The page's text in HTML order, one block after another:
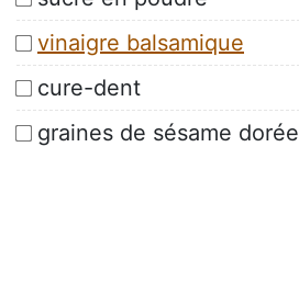
vinaigre balsamique
cure-dent
graines de sésame dorée